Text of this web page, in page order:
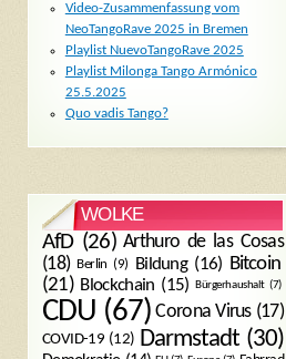
Video-Zusammenfassung vom
NeoTangoRave 2025 in Bremen
Playlist NuevoTangoRave 2025
Playlist Milonga Tango Armónico
25.5.2025
Quo vadis Tango?
WOLKE
AfD(26) Arthuro de las Cosas
(18) Berlin (9) Bildung(16) Bitcoin
(21) Blockchain (15) Bürgerhaushalt (7)
CDU (67) Corona Virus(17)
COVID-19 (12) Darmstadt (30)